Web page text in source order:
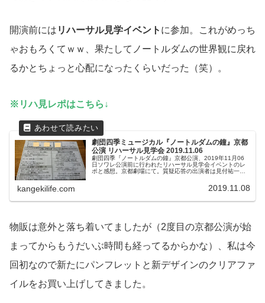
開演前には リハーサル見学イベント に参加。これがめっち
ゃおもろくてｗｗ、果たしてノートルダムの世界観に戻れ
るかとちょっと心配になったくらいだった（笑）。
※リハ見レポはこちら↓
劇団四季ミュージカル『ノートルダムの鐘』京都
公演 リハーサル見学会 2019.11.06
劇団四季『ノートルダムの鐘』京都公演、2019年11月06
日ソワレ公演前に行われたリハーサル見学会イベントのレ
ポと感想。京都劇場にて。質疑応答の出演者は見付祐一さ
kangekilife.com 2019.11.08
物販は意外と落ち着いてましたが（2度目の京都公演が始
まってからもうだいぶ時間も経ってるからかな）、私は今
回初なので新たにパンフレットと新デザインのクリアファ
イルをお買い上げしてきました。